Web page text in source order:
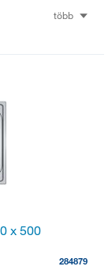
több
x 500
284879